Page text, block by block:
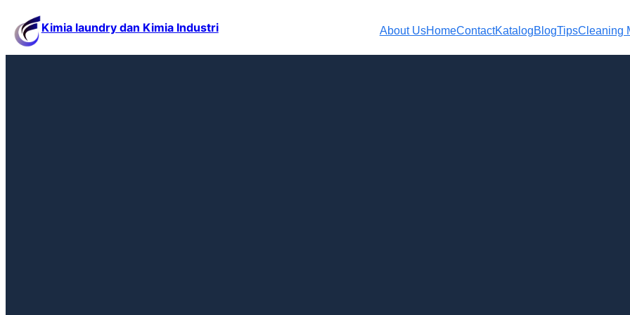
Kimia laundry dan Kimia Industri About UsHomeContactKatalogBlogTipsCleaning